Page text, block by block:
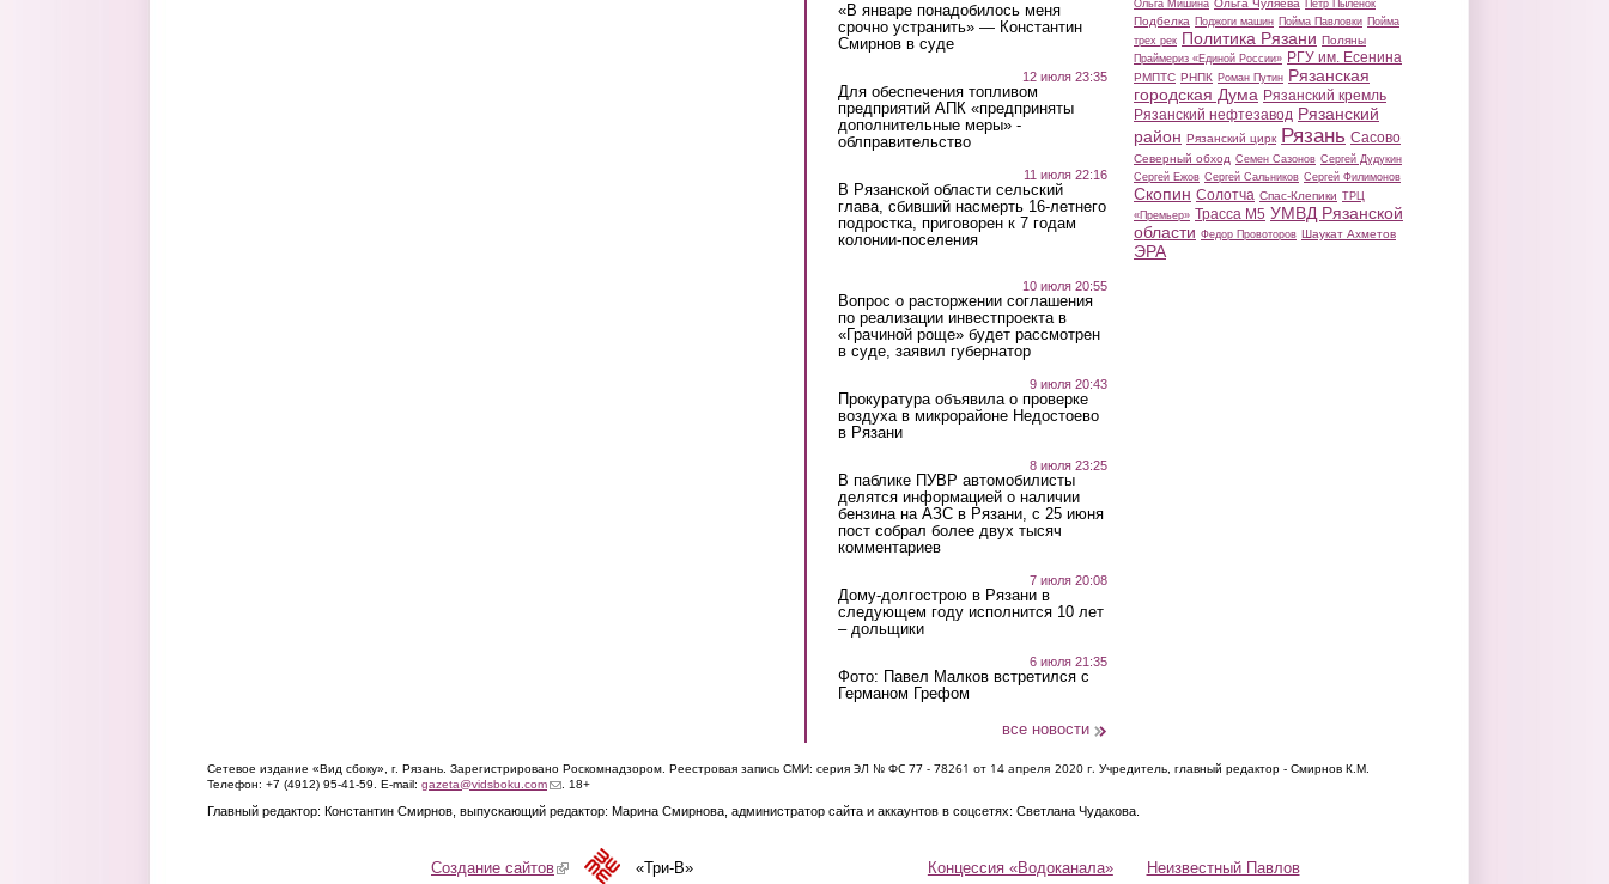
«В январе понадобилось меня
срочно устранить» — Константин
Смирнов в суде
12 июля 23:35
Для обеспечения топливом
предприятий АПК «предприняты
дополнительные меры» -
облправительство
11 июля 22:16
В Рязанской области сельский
глава, сбивший насмерть 16-летнего
подростка, приговорен к 7 годам
колонии-поселения
10 июля 20:55
Вопрос о расторжении соглашения
по реализации инвестпроекта в
«Грачиной роще» будет рассмотрен
в суде, заявил губернатор
9 июля 20:43
Прокуратура объявила о проверке
воздуха в микрорайоне Недостоево
в Рязани
8 июля 23:25
В паблике ПУВР автомобилисты
делятся информацией о наличии
бензина на АЗС в Рязани, с 25 июня
пост собрал более двух тысяч
комментариев
7 июля 20:08
Дому-долгострою в Рязани в
следующем году исполнится 10 лет
– дольщики
6 июля 21:35
Фото: Павел Малков встретился с
Германом Грефом
все новости
Ольга Мишина Ольга Чуляева Петр Пыленок
Подбелка Поджоги машин Пойма Павловки Пойма
трех рек Политика Рязани Поляны
Праймериз «Единой России» РГУ им. Есенина
РМПТС РНПК Роман Путин Рязанская
городская Дума Рязанский кремль
Рязанский нефтезавод Рязанский
район Рязанский цирк Рязань Сасово
Северный обход Семен Сазонов Сергей Дудукин
Сергей Ежов Сергей Сальников Сергей Филимонов
Скопин Солотча Спас-Клепики ТРЦ
«Премьер» Трасса М5 УМВД Рязанской
области Федор Провоторов Шаукат Ахметов
ЭРА
Сетевое издание «Вид сбоку», г. Рязань. Зарегистрировано Роскомнадзором. Реестровая запись СМИ: серия ЭЛ № ФС 77 - 78261 от 14 апреля 2020 г. Учредитель, главный редактор - Смирнов К.М.
Телефон: +7 (4912) 95-41-59. E-mail: gazeta@vidsboku.com(link sends e-mail)
. 18+
Главный редактор: Константин Смирнов, выпускающий редактор: Марина Смирнова, администратор сайта и аккаунтов в соцсетях: Светлана Чудакова.
Концессия «Водоканала» Неизвестный Павлов
Создание сайтов(link is external)«Три-В»